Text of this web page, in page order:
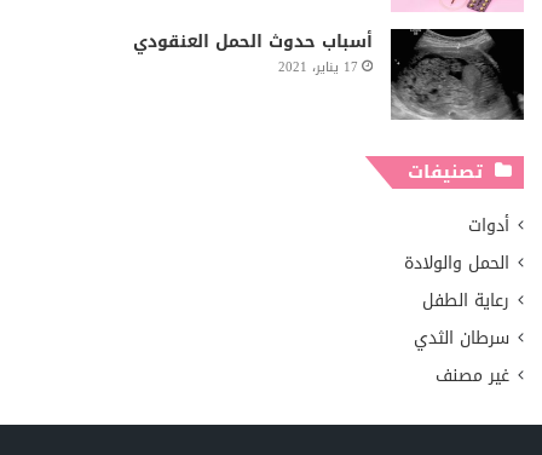
أسباب حدوث الحمل العنقودي
17 يناير، 2021
تصنيفات
أدوات
الحمل والولادة
رعاية الطفل
سرطان الثدي
غير مصنف